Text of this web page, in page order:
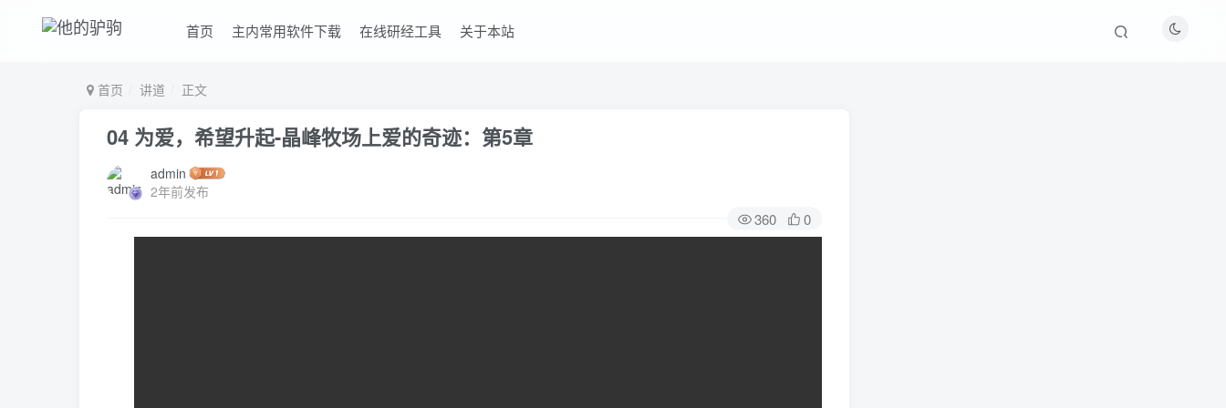
首页 主内常用软件下载 在线研经工具 关于本站
首页 讲道 正文
04 为爱，希望升起-晶峰牧场上爱的奇迹：第5章
admin
2年前发布
360 0